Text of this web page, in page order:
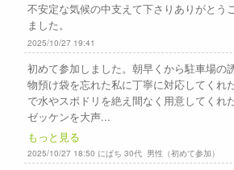
不安定な気候の中支えて下さりありがとう
ました。
2025/10/27 19:41
初めて参加しました。朝早くから駐車場の
物預け袋を忘れた私に丁寧に対応してくれ
で水やスポドリを絶え間なく用意してくれ
ゼッケンを大声...
もっと見る
2025/10/27 18:50 にぱち 30代 男性（初めて参加）